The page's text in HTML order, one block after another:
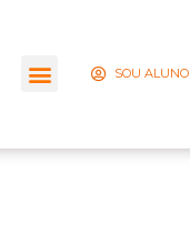
SOU ALUNO